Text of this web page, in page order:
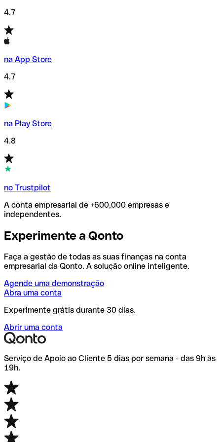
4.7
na App Store
4.7
na Play Store
4.8
no Trustpilot
A conta empresarial de +600,000 empresas e
independentes.
Experimente a Qonto
Faça a gestão de todas as suas finanças na conta
empresarial da Qonto. A solução online inteligente.
Agende uma demonstração
Abra uma conta
Experimente grátis durante 30 dias.
Abrir uma conta
Serviço de Apoio ao Cliente 5 dias por semana - das 9h às
19h.